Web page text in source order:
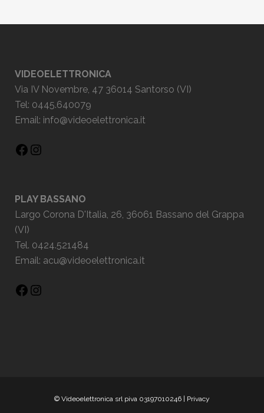
VIDEOELETTRONICA
Via IV Novembre, 47 36014 Santorso (VI)
Tel: 0445.640079
Email: info@videoelettronica.it
PLAY BASSANO
Largo Corona D'Italia, 26, 36061 Bassano del Grappa
(VI)
Tel. 0424.521484
Email: acu@videoelettronica.it
© Videoelettronica srl piva 03197010246 | Privacy